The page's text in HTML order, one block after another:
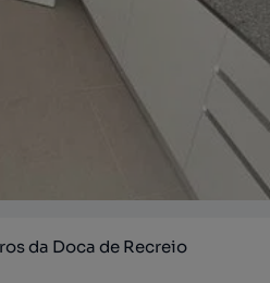
da Doca de Recreio